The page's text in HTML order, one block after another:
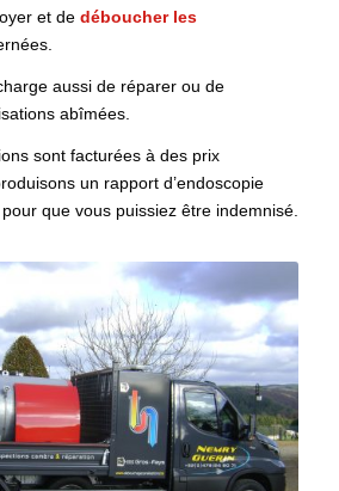
et de déboucher les
aussi de réparer ou de
abîmées.
sont facturées à des prix
un rapport d’endoscopie
que vous puissiez être indemnisé.